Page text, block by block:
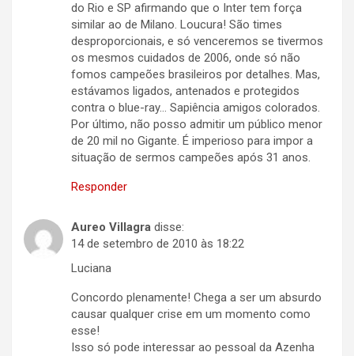
do Rio e SP afirmando que o Inter tem força
similar ao de Milano. Loucura! São times
desproporcionais, e só venceremos se tivermos
os mesmos cuidados de 2006, onde só não
fomos campeões brasileiros por detalhes. Mas,
estávamos ligados, antenados e protegidos
contra o blue-ray… Sapiência amigos colorados.
Por último, não posso admitir um público menor
de 20 mil no Gigante. É imperioso para impor a
situação de sermos campeões após 31 anos.
Responder
Aureo Villagra disse:
14 de setembro de 2010 às 18:22
Luciana
Concordo plenamente! Chega a ser um absurdo
causar qualquer crise em um momento como
esse!
Isso só pode interessar ao pessoal da Azenha